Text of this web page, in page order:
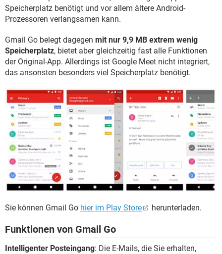
Speicherplatz benötigt und vor allem ältere Android-
Prozessoren verlangsamen kann.
Gmail Go belegt dagegen mit nur 9,9 MB extrem wenig
Speicherplatz, bietet aber gleichzeitig fast alle Funktionen
der Original-App. Allerdings ist Google Meet nicht integriert,
das ansonsten besonders viel Speicherplatz benötigt.
Sie können Gmail Go hier im Play Store herunterladen.
Funktionen von Gmail Go
Intelligenter Posteingang: Die E-Mails, die Sie erhalten,